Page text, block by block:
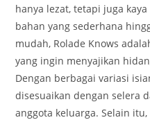
hanya lezat, tetapi juga
bahan yang sederhana
mudah, Rolade Knows
yang ingin menyajikan
Dengan berbagai variasi
disesuaikan dengan selera
anggota keluarga. Selain